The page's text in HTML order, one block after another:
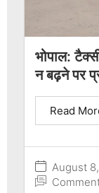
भोपाल:
न बढ़ने पर
August
Read